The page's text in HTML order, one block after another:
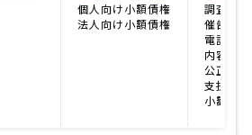
個人向け小額債権
法人向け小額債権
調査
催告書
電話催促
内容証明
公正証
支払督
小額訴訟